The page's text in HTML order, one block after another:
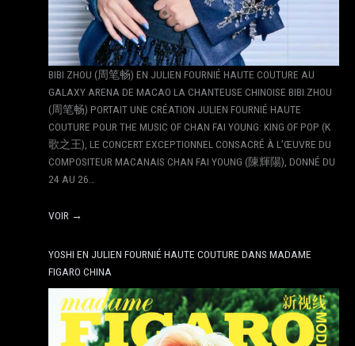
BIBI ZHOU (周笔畅) EN JULIEN FOURNIÉ HAUTE COUTURE AU
GALAXY ARENA DE MACAO LA CHANTEUSE CHINOISE BIBI ZHOU
(周笔畅) PORTAIT UNE CRÉATION JULIEN FOURNIÉ HAUTE
COUTURE POUR THE MUSIC OF CHAN FAI YOUNG: KING OF POP (K
歌之王), LE CONCERT EXCEPTIONNEL CONSACRÉ À L’ŒUVRE DU
COMPOSITEUR MACANAIS CHAN FAI YOUNG (陳輝陽), DONNÉ DU
24 AU 26…
VOIR →
YOSHI EN JULIEN FOURNIÉ HAUTE COUTURE DANS MADAME
FIGARO CHINA